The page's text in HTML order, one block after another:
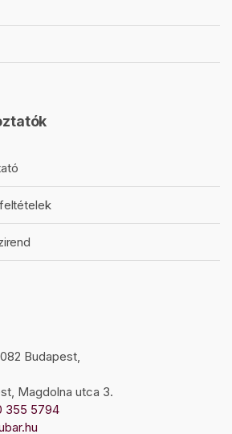
Budapest,
Magdolna utca 3.
355 5794